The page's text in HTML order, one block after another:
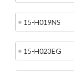
15-H019NS
15-H023EG